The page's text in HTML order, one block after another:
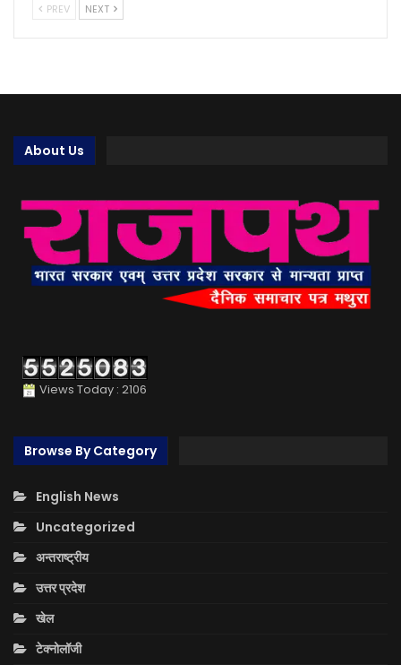
PREV NEXT
About Us
Views Today : 2106
Browse By Category
English News
Uncategorized
अन्तराष्ट्रीय
उत्तर प्रदेश
खेल
टेक्नोलॉजी